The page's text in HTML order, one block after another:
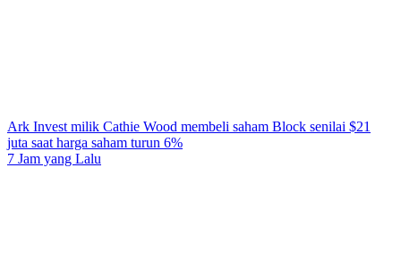
Ark Invest milik Cathie Wood membeli saham Block senilai $21
juta saat harga saham turun 6%
7 Jam yang Lalu